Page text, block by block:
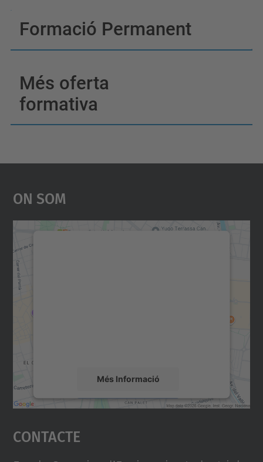
Formació Permanent
Més oferta
formativa
On Som
Més Informació
Accepta
powered by
Contacte